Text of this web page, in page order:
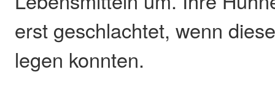
erst geschlachtet, wenn
legen konnten.